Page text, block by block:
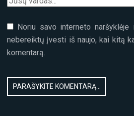
Noriu savo interneto
nebereiktų įvesti iš naujo, kai kitą
komentarą.